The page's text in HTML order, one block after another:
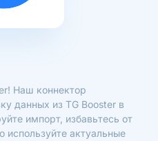
Наш коннектор
данных из TG Booster в
импорт, избавьтесь от
используйте актуальные